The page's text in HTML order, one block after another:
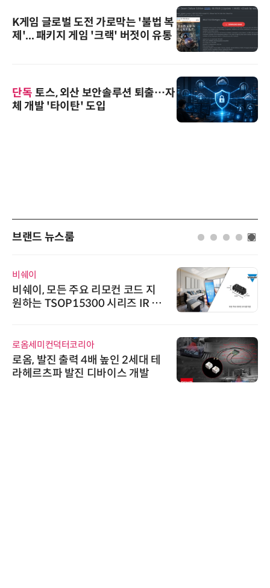
K게임 글로벌 도전 가로막는 '불법 복
제'... 패키지 게임 '크랙' 버젓이 유통
단독 토스, 외산 보안솔루션 퇴출…자
체 개발 '타이탄' 도입
브랜드 뉴스룸
비쉐이
비쉐이, 모든 주요 리모컨 코드 지
원하는 TSOP15300 시리즈 IR 수
로옴세미컨덕터코리아
로옴, 발진 출력 4배 높인 2세대 테
라헤르츠파 발진 디바이스 개발